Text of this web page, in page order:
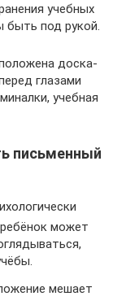
учебных
быть под рукой.
доска-
глазами
учебная
письменный
может
мешает